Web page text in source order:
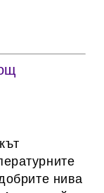
нива